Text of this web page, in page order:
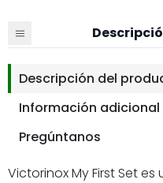
Descripción del
Información adicional
Pregúntanos
Victorinox My First Set